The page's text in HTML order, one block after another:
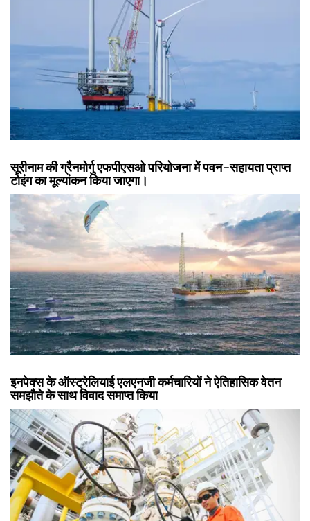
सूरीनाम की ग्रैनमोर्गु एफपीएसओ परियोजना में पवन-सहायता प्राप्त
टोइंग का मूल्यांकन किया जाएगा।
इनपेक्स के ऑस्ट्रेलियाई एलएनजी कर्मचारियों ने ऐतिहासिक वेतन
समझौते के साथ विवाद समाप्त किया